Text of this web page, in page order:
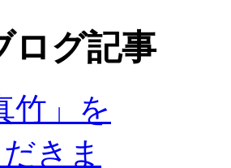
ログ記事